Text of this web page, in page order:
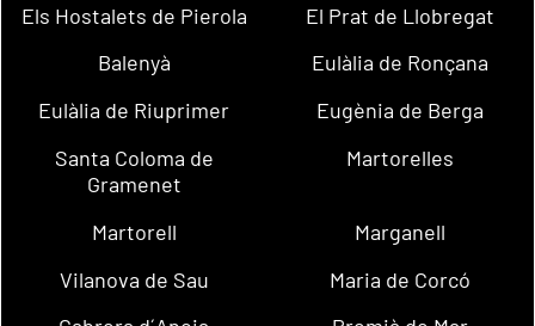
Els Hostalets de Pierola
El Prat de Llobregat
Balenyà
Eulàlia de Ronçana
Eulàlia de Riuprimer
Eugènia de Berga
Santa Coloma de
Gramenet
Martorelles
Martorell
Marganell
Vilanova de Sau
Maria de Corcó